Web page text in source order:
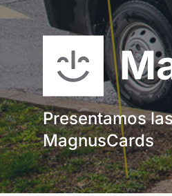
Presentamos
MagnusCards